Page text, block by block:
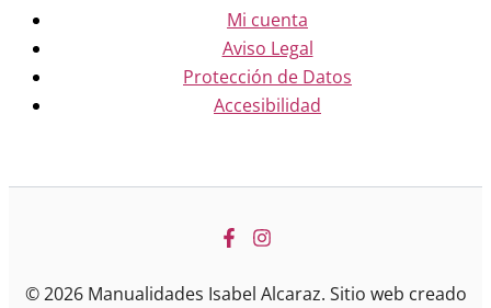
Mi cuenta
Aviso Legal
Protección de Datos
Accesibilidad
© 2026 Manualidades Isabel Alcaraz. Sitio web creado